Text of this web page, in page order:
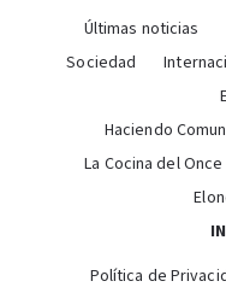
Últimas noticias
Sociedad
Haciendo
La Cocina del Once
Política de